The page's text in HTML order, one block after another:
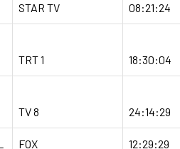
STAR TV 08:21:24
TRT 1 18:30:04
TV 8 24:14:29
FOX 12:29:29